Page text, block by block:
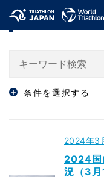
「デュアスロ
条件を選択する
2024年3
2024国
況（3月